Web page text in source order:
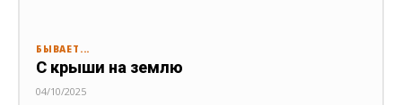
БЫВАЕТ...
С крыши на землю
04/10/2025